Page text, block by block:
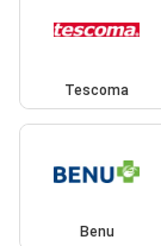
Tescoma
Benu